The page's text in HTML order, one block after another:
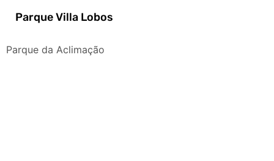
Parque Villa Lobos
Parque da Aclimação